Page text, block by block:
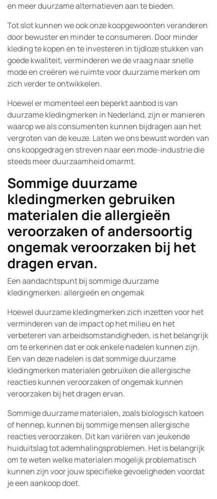
en meer duurzame alternatieven aan te bieden.
Tot slot kunnen we ook onze koopgewoonten veranderen
door bewuster en minder te consumeren. Door minder
kleding te kopen en te investeren in tijdloze stukken van
goede kwaliteit, verminderen we de vraag naar snelle
mode en creëren we ruimte voor duurzame merken om
zich verder te ontwikkelen.
Hoewel er momenteel een beperkt aanbod is van
duurzame kledingmerken in Nederland, zijn er manieren
waarop we als consumenten kunnen bijdragen aan het
vergroten van de keuze. Laten we ons bewust worden van
ons koopgedrag en streven naar een mode-industrie die
steeds meer duurzaamheid omarmt.
Sommige duurzame
kledingmerken gebruiken
materialen die allergieën
veroorzaken of andersoortig
ongemak veroorzaken bij het
dragen ervan.
Een aandachtspunt bij sommige duurzame
kledingmerken: allergieën en ongemak
Hoewel duurzame kledingmerken zich inzetten voor het
verminderen van de impact op het milieu en het
verbeteren van arbeidsomstandigheden, is het belangrijk
om te erkennen dat er ook enkele nadelen kunnen zijn.
Een van deze nadelen is dat sommige duurzame
kledingmerken materialen gebruiken die allergische
reacties kunnen veroorzaken of ongemak kunnen
veroorzaken bij het dragen ervan.
Sommige duurzame materialen, zoals biologisch katoen
of hennep, kunnen bij sommige mensen allergische
reacties veroorzaken. Dit kan variëren van jeukende
huiduitslag tot ademhalingsproblemen. Het is belangrijk
om te weten welke materialen mogelijk problematisch
kunnen zijn voor jouw specifieke gevoeligheden voordat
je een aankoop doet.